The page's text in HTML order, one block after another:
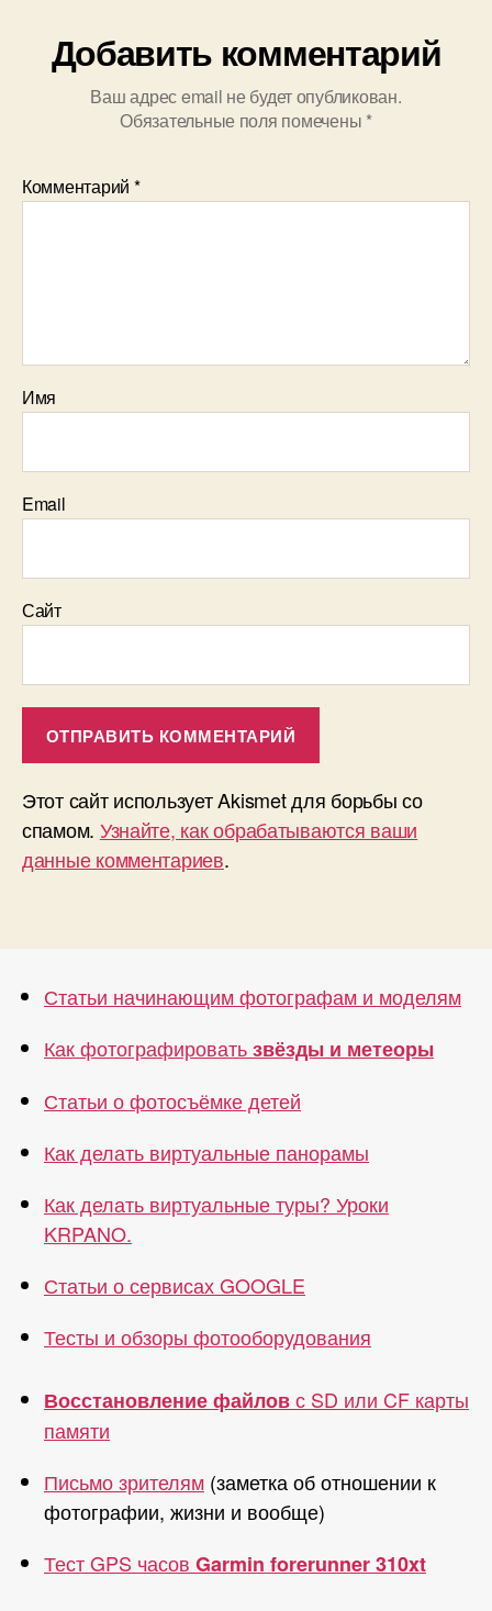
Добавить комментарий
Ваш адрес email не будет опубликован.
Обязательные поля помечены *
Комментарий *
Имя
Email
Сайт
Этот сайт использует Akismet для борьбы со
спамом. Узнайте, как обрабатываются ваши
данные комментариев.
Статьи начинающим фотографам и моделям
Как фотографироватьзвёзды и метеоры
Статьи о фотосъёмке детей
Как делать виртуальные панорамы
Как делать виртуальные туры? Уроки
KRPANO.
Статьи о сервисах GOOGLE
Тесты и обзоры фотооборудования
Восстановление файловс SD или CF карты
памяти
Письмо зрителям (заметка об отношении к
фотографии, жизни и вообще)
Тест GPS часов Garmin forerunner 310xt